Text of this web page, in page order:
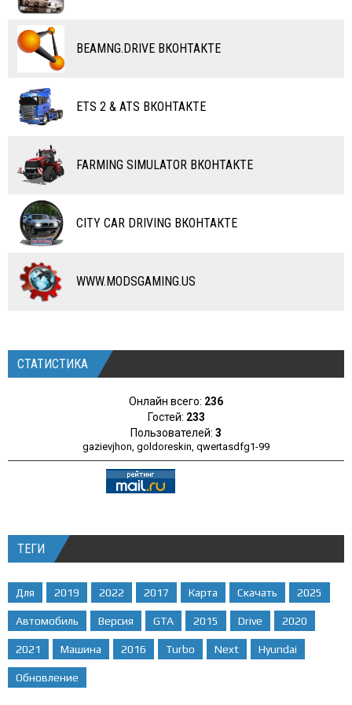
ПОЕЗДА
ВОДНЫЙ ТРАНСПОРТ
САМОЛЕТЫ
RC ТРАНСПОРТ
КАРТЫ
ЧИТЫ
ПРОГРАММЫ
РАЗНОЕ
BEAMNG.DRIVE ВКОНТАКТЕ
ETS 2 & ATS ВКОНТАКТЕ
FARMING SIMULATOR ВКОНТАКТЕ
CITY CAR DRIVING ВКОНТАКТЕ
WWW.MODSGAMING.US
СТАТИСТИКА
Онлайн всего: 236
Гостей: 233
Пользователей: 3
gazievjhon, goldoreskin, qwertasdfg1-99
ТЕГИ
Для 2019 2022 2017 Карта Скачать 2025
Автомобиль Версия GTA 2015 Drive 2020
2021 Машина 2016 Turbo Next Hyundai
Обновление